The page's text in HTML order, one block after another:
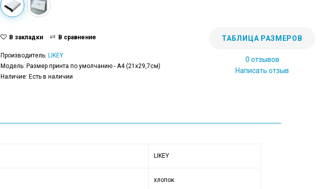
В закладки В сравнение
Производитель: LIKEY
Модель: Размер принта по умолчанию - А4 (21x29,7см)
Наличие: Есть в наличии
ТАБЛИЦА РАЗМЕРОВ
0 отзывов
Написать отзыв
LIKEY
хлопок